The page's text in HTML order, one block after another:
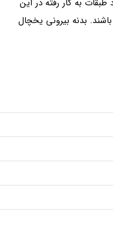
به کار رفته در این
می باشند. بدنه بیرونی یخچال